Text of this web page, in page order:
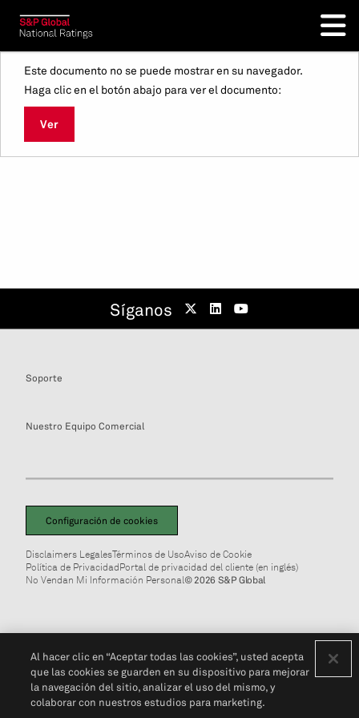
Este documento no se puede mostrar en su navegador.
Haga clic en el botón abajo para ver el documento:
Ver
Síganos
Soporte
Nuestro Equipo Comercial
Configuración de cookies
Disclaimers LegalesTérminos de UsoAviso de Cookie
Política de PrivacidadPortal de privacidad del cliente (en inglés)
No Vendan Mi Información Personal© 2026 S&P Global
Al hacer clic en “Aceptar todas las cookies”, usted acepta
que las cookies se guarden en su dispositivo para mejorar
la navegación del sitio, analizar el uso del mismo, y
colaborar con nuestros estudios para marketing.